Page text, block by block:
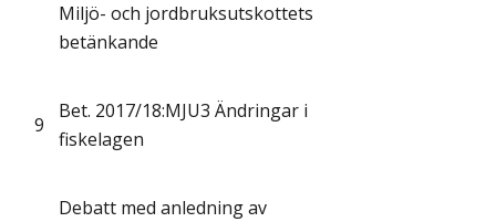
Miljö- och jordbruksutskottets
betänkande
9
Bet. 2017/18:MJU3 Ändringar i
fiskelagen
Debatt med anledning av